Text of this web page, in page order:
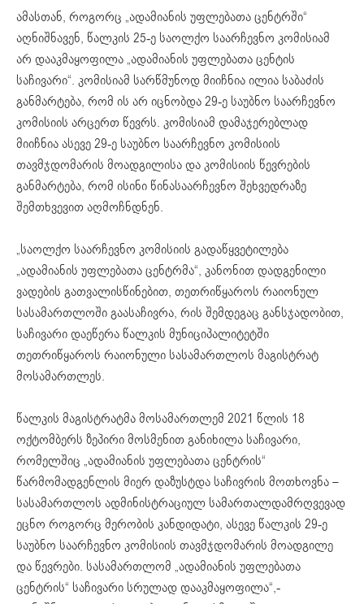
ამასთან, როგორც „ადამიანის უფლებათა ცენტრში“
აღნიშნავენ, წალკის 25-ე საოლქო საარჩევნო კომისიამ
არ დააკმაყოფილა „ადამიანის უფლებათა ცენტის
საჩივარი“. კომისიამ სარწმუნოდ მიიჩნია ილია საბაძის
განმარტება, რომ ის არ იცნობდა 29-ე საუბნო საარჩევნო
კომისიის არცერთ წევრს. კომისიამ დამაჯერებლად
მიიჩნია ასევე 29-ე საუბნო საარჩევნო კომისიის
თავმჯდომარის მოადგილისა და კომისიის წევრების
განმარტება, რომ ისინი წინასაარჩევნო შეხვედრაზე
შემთხვევით აღმოჩნდნენ.
„საოლქო საარჩევნო კომისიის გადაწყვეტილება
„ადამიანის უფლებათა ცენტრმა“, კანონით დადგენილი
ვადების გათვალისწინებით, თეთრიწყაროს რაიონულ
სასამართლოში გაასაჩივრა, რის შემდეგაც განსჯადობით,
საჩივარი დაეწერა წალკის მუნიციპალიტეტში
თეთრიწყაროს რაიონული სასამართლოს მაგისტრატ
მოსამართლეს.
წალკის მაგისტრატმა მოსამართლემ 2021 წლის 18
ოქტომბერს ზეპირი მოსმენით განიხილა საჩივარი,
რომელშიც „ადამიანის უფლებათა ცენტრის“
წარმომადგენლის მიერ დაზუსტდა საჩივრის მოთხოვნა –
სასამართლოს ადმინისტრაციულ სამართალდამრღვევად
ეცნო როგორც მერობის კანდიდატი, ასევე წალკის 29-ე
საუბნო საარჩევნო კომისიის თავმჯდომარის მოადგილე
და წევრები. სასამართლომ „ადამიანის უფლებათა
ცენტრის“ საჩივარი სრულად დააკმაყოფილა“,-